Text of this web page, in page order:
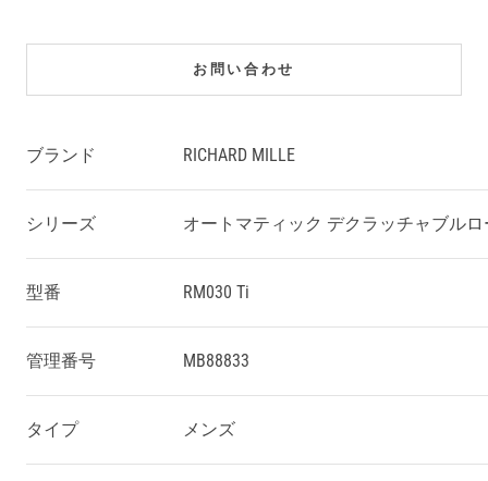
お問い合わせ
ブランド RICHARD MILLE
シリーズ オートマティック デクラッチャブル
型番 RM030 Ti
管理番号 MB88833
タイプ メンズ